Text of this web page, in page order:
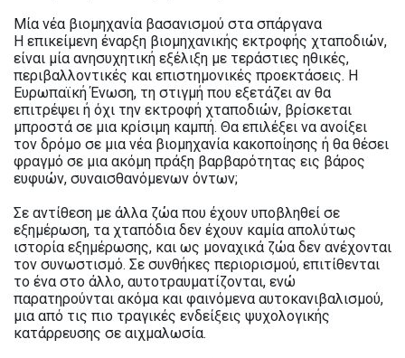
Μία νέα βιομηχανία βασανισμού στα σπάργανα
Η επικείμενη έναρξη βιομηχανικής εκτροφής χταποδιών,
είναι μία ανησυχητική εξέλιξη με τεράστιες ηθικές,
περιβαλλοντικές και επιστημονικές προεκτάσεις. Η
Ευρωπαϊκή Ένωση, τη στιγμή που εξετάζει αν θα
επιτρέψει ή όχι την εκτροφή χταποδιών, βρίσκεται
μπροστά σε μια κρίσιμη καμπή. Θα επιλέξει να ανοίξει
τον δρόμο σε μια νέα βιομηχανία κακοποίησης ή θα θέσει
φραγμό σε μια ακόμη πράξη βαρβαρότητας εις βάρος
ευφυών, συναισθανόμενων όντων;
Σε αντίθεση με άλλα ζώα που έχουν υποβληθεί σε
εξημέρωση, τα χταπόδια δεν έχουν καμία απολύτως
ιστορία εξημέρωσης, και ως μοναχικά ζώα δεν ανέχονται
τον συνωστισμό. Σε συνθήκες περιορισμού, επιτίθενται
το ένα στο άλλο, αυτοτραυματίζονται, ενώ
παρατηρούνται ακόμα και φαινόμενα αυτοκανιβαλισμού,
μια από τις πιο τραγικές ενδείξεις ψυχολογικής
κατάρρευσης σε αιχμαλωσία.